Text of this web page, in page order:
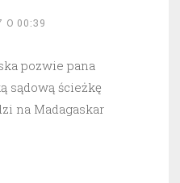
O 00:39
pozwie pana
sądową ścieżkę
na Madagaskar